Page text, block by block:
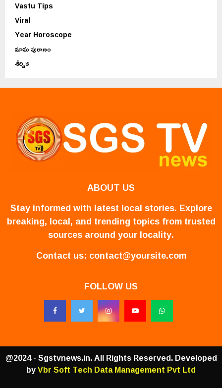
Vastu Tips
Viral
Year Horoscope
మాఘ పురాణం
శీర్షిక
ABOUT US
Stay informed with latest local stories. Explore
breaking, local, and trending topics from trusted
sources around your locality.
Contact us: contact@yoursite.com
FOLLOW US
@2024 - Sgstvnews.in. All Rights Reserved. Developed
byVbr Soft Tech Data Management Pvt Ltd